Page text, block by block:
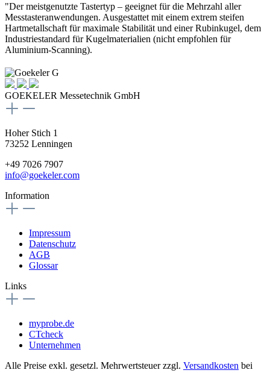
"Der meistgenutzte Tastertyp – geeignet für die Mehrzahl aller
Messtasteranwendungen. Ausgestattet mit einem extrem steifen
Hartmetallschaft für maximale Stabilität und einer Rubinkugel, dem
Industriestandard für Kugelmaterialien (nicht empfohlen für
Aluminium-Scanning).
GOEKELER Messetechnik GmbH
Hoher Stich 1
73252 Lenningen
+49 7026 7907
info@goekeler.com
Information
Impressum
Datenschutz
AGB
Glossar
Links
myprobe.de
CTcheck
Unternehmen
Alle Preise exkl. gesetzl. Mehrwertsteuer zzgl. Versandkosten bei